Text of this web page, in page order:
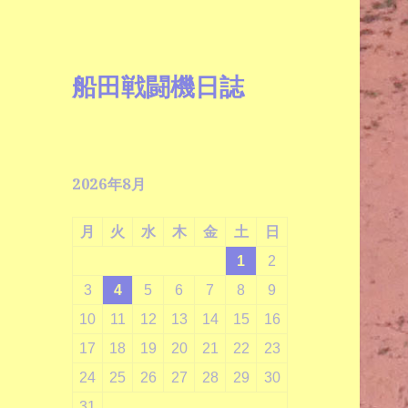
船田戦闘機日誌
2026年8月
月 火 水 木 金 土
日
1
2
3
4 5 6 7 8
9
10
11 12 13 14 15
16
17
18 19 20 21 22
23
24
25 26 27 28 29
30